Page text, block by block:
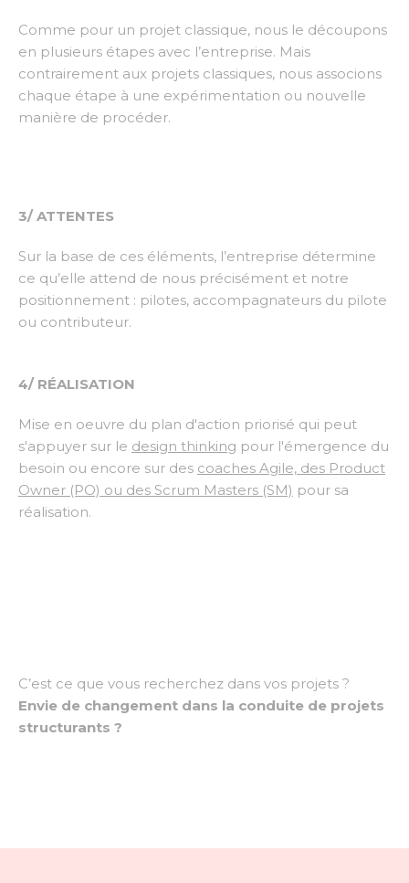
Comme pour un projet classique, nous le découpons
en plusieurs étapes avec l’entreprise. Mais
contrairement aux projets classiques, nous associons
chaque étape à une expérimentation ou nouvelle
manière de procéder.
3/ ATTENTES
Sur la base de ces éléments, l’entreprise détermine
ce qu’elle attend de nous précisément et notre
positionnement : pilotes, accompagnateurs du pilote
ou contributeur.
4/ RÉALISATION
Mise en oeuvre du plan d'action priorisé qui peut
s'appuyer sur le design thinking pour l'émergence du
besoin ou encore sur des coaches Agile, des Product
Owner (PO) ou des Scrum Masters (SM) pour sa
réalisation.
C’est ce que vous recherchez dans vos projets ?
Envie de changement dans la conduite de projets
structurants ?